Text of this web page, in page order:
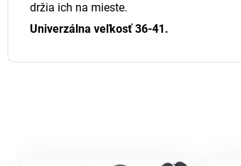
držia ich na mieste.
Univerzálna veľkosť 36-41.